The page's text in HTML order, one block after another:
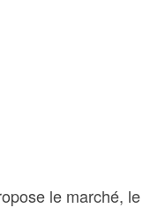
le marché, le